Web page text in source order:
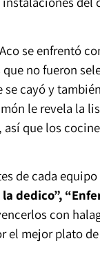
se enfrentó
no fueron
se cayó y
le revela la
así que los
de cada
la dedico”,
con
el mejor plato